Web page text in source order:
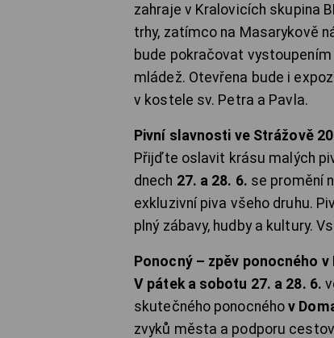
zahraje v Kralovicích skupina
trhy, zatímco na Masarykově
bude pokračovat
mládež. Otevřena bude i
v kostele sv. Petra a Pavla.
Pivní slavnosti ve Strážově
Přijďte oslavit krásu malých
dnech 27. a 28. 6. se promění
exkluzivní piva všeho druhu.
plný zábavy, hudby a kultury.
Ponocný – zpěv ponocného
V pátek a sobotu 27. a 28. 6.
skutečného ponocnéhov
zvyků města a podporu